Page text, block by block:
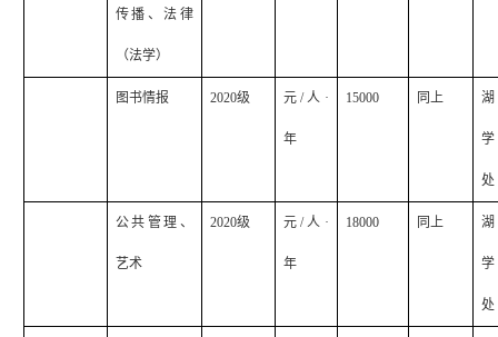
传播、法律
（法学）
图书情报 2020级 元/人·
年
15000 同上
处
公共管理、
艺术
2020级 元/人·
年
18000 同上
处